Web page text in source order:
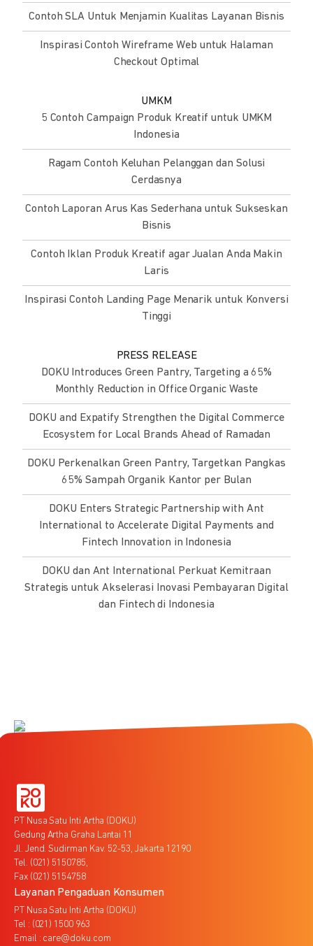
Contoh SLA Untuk Menjamin Kualitas Layanan Bisnis
Inspirasi Contoh Wireframe Web untuk Halaman
Checkout Optimal
UMKM
5 Contoh Campaign Produk Kreatif untuk UMKM
Indonesia
Ragam Contoh Keluhan Pelanggan dan Solusi
Cerdasnya
Contoh Laporan Arus Kas Sederhana untuk Sukseskan
Bisnis
Contoh Iklan Produk Kreatif agar Jualan Anda Makin
Laris
Inspirasi Contoh Landing Page Menarik untuk Konversi
Tinggi
PRESS RELEASE
DOKU Introduces Green Pantry, Targeting a 65%
Monthly Reduction in Office Organic Waste
DOKU and Expatify Strengthen the Digital Commerce
Ecosystem for Local Brands Ahead of Ramadan
DOKU Perkenalkan Green Pantry, Targetkan Pangkas
65% Sampah Organik Kantor per Bulan
DOKU Enters Strategic Partnership with Ant
International to Accelerate Digital Payments and
Fintech Innovation in Indonesia
DOKU dan Ant International Perkuat Kemitraan
Strategis untuk Akselerasi Inovasi Pembayaran Digital
dan Fintech di Indonesia
PT Nusa Satu Inti Artha (DOKU)
Gedung Artha Graha Lantai 11
Jl. Jend. Sudirman Kav. 52-53, Jakarta 12190
Tel. (021) 5150785,
Fax (021) 5154758
Layanan Pengaduan Konsumen
PT Nusa Satu Inti Artha (DOKU)
Tel : (021) 1500 963
Email : care@doku.com